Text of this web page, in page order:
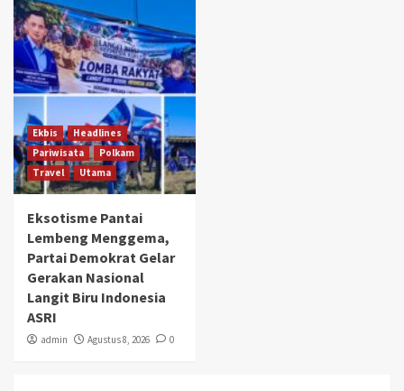
Ekbis
Headlines
Pariwisata
Polkam
Travel
Utama
Eksotisme Pantai
Lembeng Menggema,
Partai Demokrat Gelar
Gerakan Nasional
Langit Biru Indonesia
ASRI
admin Agustus 8, 2026 0